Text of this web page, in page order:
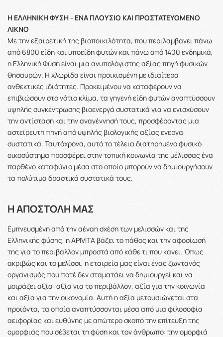
Η ΕΛΛΗΝΙΚΗ ΦΥΣΗ - ΕΝΑ ΠΛΟΥΣΙΟ ΚΑΙ ΠΡΟΣΤΑΤΕΥΟΜΕΝΟ
ΛΙΚΝΟ
Με την εξαιρετική της βιοποικιλότητα, που περιλαμβάνει πάνω
από 6800 είδη και υποείδη φυτών και πάνω από 1400 ενδημικά,
η Ελληνική Φύση είναι μια ανυπολόγιστης αξίας πηγή φυσικών
θησαυρών. Η χλωρίδα είναι προικισμένη με ιδιαίτερα
ανθεκτικές ιδιότητες. Προκειμένου να καταφέρουν να
επιβιώσουν στο νότιο κλίμα, τα γηγενή είδη φυτών αναπτύσσουν
υψηλής συγκέντρωσης βιοενεργά συστατικά για να ενισχύσουν
την αντίσταση και την αναγέννησή τους, προσφέροντας μια
αστείρευτη πηγή από υψηλής βιολογικής αξίας ενεργά
συστατικά. Ταυτόχρονα, αυτό το τέλεια διατηρημένο φυσικό
οικοσύστημα προσφέρει στην τοπική κοινωνία της μέλισσας ένα
παρθένο καταφύγιο μέσα στο οποίο μπορούν να δημιουργήσουν
τα πολύτιμα δραστικά συστατικά τους.
Η ΑΠΟΣΤΟΛΗ ΜΑΣ
Εμπνευσμένη από την αέναη σχέση των μελισσών και της
Ελληνικής φύσης, η APIVITA βάζει το πάθος και την αφοσίωσή
της για το περιβάλλον μπροστά από κάθε τι που κάνει. Όπως
ακριβώς και το μελίσσι, η εταιρεία μας είναι ένας ζωντανός
οργανισμός που ποτέ δεν σταματάει να δημιουργεί και να
μοιράζει αξία: αξία για το περιβάλλον, αξία για την κοινωνία
και αξία για την οικονομία. Αυτή η αξία μετουσιώνεται στα
προϊόντα, τα οποία αναπτύσσονται μέσα από μια φιλοσοφία
αειφορίας και ευθύνης με απώτερο σκοπό την επίτευξη της
ομορφιάς που σέβεται τη φύση και τον άνθρωπο: την ομορφιά